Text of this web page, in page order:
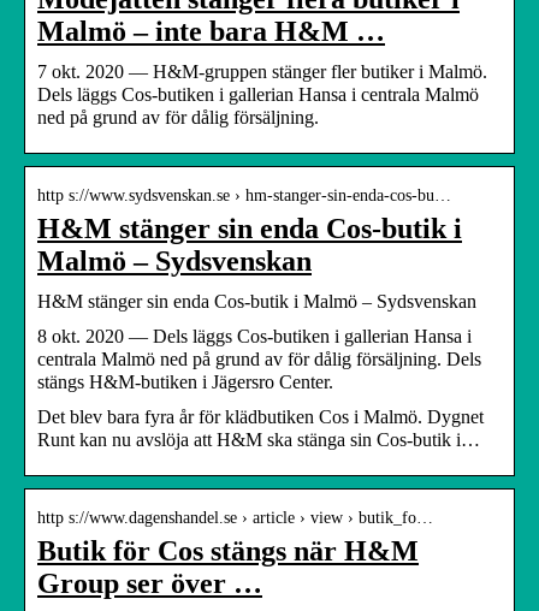
Malmö – inte bara H&M …
7 okt. 2020 — H&M-gruppen stänger fler butiker i Malmö.
Dels läggs Cos-butiken i gallerian Hansa i centrala Malmö
ned på grund av för dålig försäljning.
http s://www.sydsvenskan.se › hm-stanger-sin-enda-cos-bu…
H&M stänger sin enda Cos-butik i
Malmö – Sydsvenskan
H&M stänger sin enda Cos-butik i Malmö – Sydsvenskan
8 okt. 2020 — Dels läggs Cos-butiken i gallerian Hansa i
centrala Malmö ned på grund av för dålig försäljning. Dels
stängs H&M-butiken i Jägersro Center.
Det blev bara fyra år för klädbutiken Cos i Malmö. Dygnet
Runt kan nu avslöja att H&M ska stänga sin Cos-butik i…
http s://www.dagenshandel.se › article › view › butik_fo…
Butik för Cos stängs när H&M
Group ser över …